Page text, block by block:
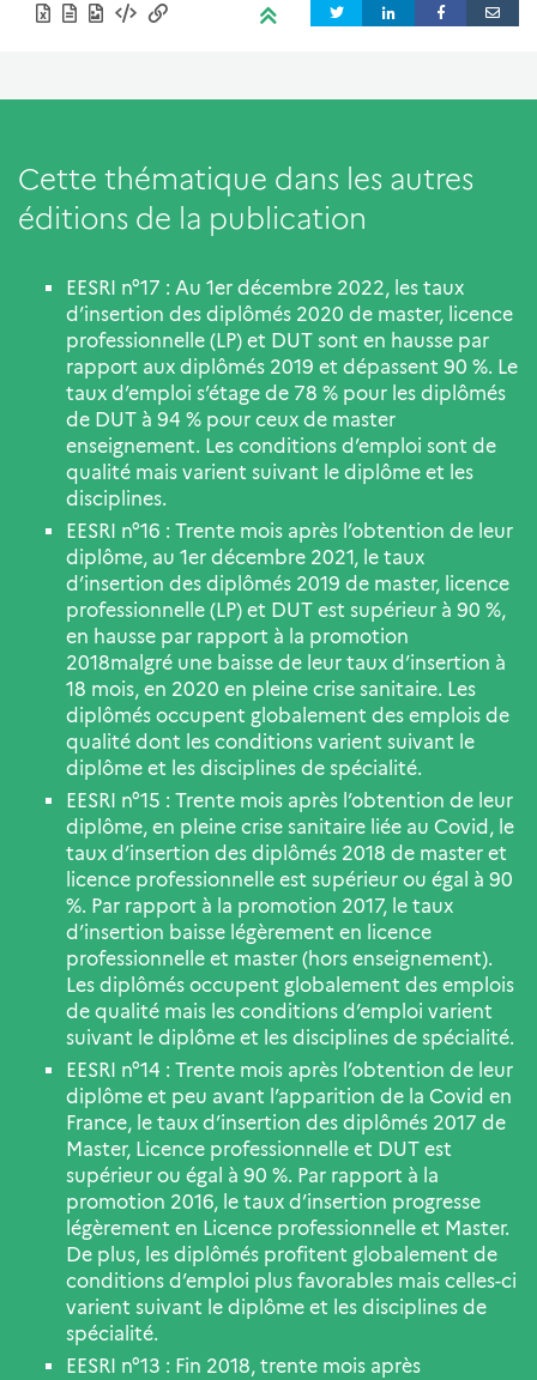
Cette thématique dans les autres
éditions de la publication
EESRI n°17 : Au 1er décembre 2022, les taux
d’insertion des diplômés 2020 de master, licence
professionnelle (LP) et DUT sont en hausse par
rapport aux diplômés 2019 et dépassent 90 %. Le
taux d’emploi s’étage de 78 % pour les diplômés
de DUT à 94 % pour ceux de master
enseignement. Les conditions d’emploi sont de
qualité mais varient suivant le diplôme et les
disciplines.
EESRI n°16 : Trente mois après l’obtention de leur
diplôme, au 1er décembre 2021, le taux
d’insertion des diplômés 2019 de master, licence
professionnelle (LP) et DUT est supérieur à 90 %,
en hausse par rapport à la promotion
2018malgré une baisse de leur taux d’insertion à
18 mois, en 2020 en pleine crise sanitaire. Les
diplômés occupent globalement des emplois de
qualité dont les conditions varient suivant le
diplôme et les disciplines de spécialité.
EESRI n°15 : Trente mois après l’obtention de leur
diplôme, en pleine crise sanitaire liée au Covid, le
taux d’insertion des diplômés 2018 de master et
licence professionnelle est supérieur ou égal à 90
%. Par rapport à la promotion 2017, le taux
d’insertion baisse légèrement en licence
professionnelle et master (hors enseignement).
Les diplômés occupent globalement des emplois
de qualité mais les conditions d’emploi varient
suivant le diplôme et les disciplines de spécialité.
EESRI n°14 : Trente mois après l’obtention de leur
diplôme et peu avant l’apparition de la Covid en
France, le taux d’insertion des diplômés 2017 de
Master, Licence professionnelle et DUT est
supérieur ou égal à 90 %. Par rapport à la
promotion 2016, le taux d’insertion progresse
légèrement en Licence professionnelle et Master.
De plus, les diplômés profitent globalement de
conditions d’emploi plus favorables mais celles-ci
varient suivant le diplôme et les disciplines de
spécialité.
EESRI n°13 : Fin 2018, trente mois après